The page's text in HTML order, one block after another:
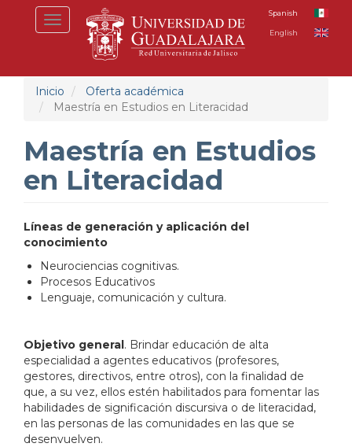
Toggle
navigation
Spanish
English
Inicio
Oferta académica
Maestría en Estudios en Literacidad
Maestría en Estudios
en Literacidad
Líneas de generación y aplicación del
conocimiento
Neurociencias cognitivas.
Procesos Educativos
Lenguaje, comunicación y cultura.
Objetivo general. Brindar educación de alta
especialidad a agentes educativos (profesores,
gestores, directivos, entre otros), con la finalidad de
que, a su vez, ellos estén habilitados para fomentar las
habilidades de significación discursiva o de literacidad,
en las personas de las comunidades en las que se
desenvuelven.